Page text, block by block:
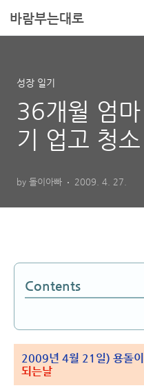
바람부는대로
성장 일기
36개월 엄
기 업고 청
by 돌이아빠 2009. 4. 27.
Contents
2009년 4월 21일) 용돌이
되는날